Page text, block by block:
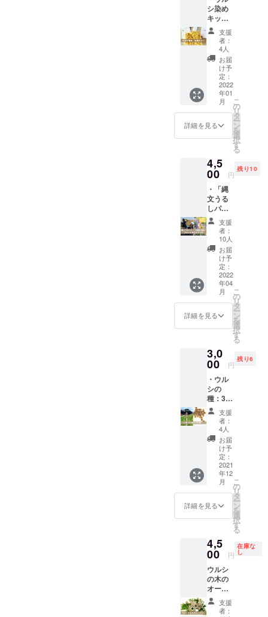
ない方
には、
「漆の
木を植
える
箸」を
お送り
しま
す。オ
プショ
ンより
いずれ
選びく
ださ
援者様
に以下
もお送
りしま
す。 ・
お礼の
メール
・進捗
報告
メール
（2021
年12月
～2022
年4月
月2回程
2022年
2月開催
ンライ
ン交流
会（希
望者の
み）
ヒーメ
ジャー
スプー
ンで
す。持
ち手の
丸み
も、ス
プーン
部分の
刳り
も、
削と手
仕上げ
をかけ
て丁寧
に作っ
ていま
すの
で、大
量生産
はでき
ませ
ん。無
塗装な
ので、
使うこ
とで
コー
油がな
じみオ
りが出
てくる
のを楽
しみな
がら、
育てる
ように
使って
いただ
けたら
嬉しい
です。
ひとつ
ずつ杢
目（も
の出方
も違う
一期一
会もお
楽しみ
くださ
い。 全
ての支
援者様
に以下
もお送
高さ2.6
センチ
容
量：
コー
ヒー粉
すりき
り1杯
約10ｇ
スプー
ンの外
側と持
ち手部
届けし
ます。
ご自分
の好き
な形に
削り出
して完
成させ
てくだ
さい。
削るの
に高度
な技術
を要す
るス
の内側
刳りの
上げて
ありま
す。 ウ
ルシの
木は柔
らか
く、加
工しや
すいの
で、お
手持ち
の彫刻
刀や木
工ナイ
フで削
ができ
ます。
ころも
ありま
すので
木工ナ
イフの
ほうが
削りや
すいで
のため
多少の
個体差
があり
す。）
製
作 ：
北野 留
美（縄
文うる
しパー
クのメ
暮らし
の道具
やら食
べもの
やら芸
能やら
の研究
と図
解 オ
バケダ
イガ
ク
http://o
bakedai
gaku.ne
t/ ） 天
竺木綿
綿木地
に、1枚
ひまを
かけて
細やか
な絞り
模様を
施し
て、手
で染め
ていま
す。手
触りと
使い心
いブッ
クカ
め物
は、媒
染（ば
いせ
ん）と
いう工
程で仕
上がり
シ染め
キット
（送料
込み）
内容
物：ウ
ルシの
木の
チップ
（約30
ｇ）、
不織
布、手
ぬぐい
白生地2
ミョウ
バン
粉、温
度計、
説明
リーフ
レット
自分で
手ぬぐ
いをウ
ルシ染
めをし
てみた
い方用
の初心
者向け
キット
ボウル
があれ
ば自宅
のキッ
チンで
もでき
ます。
黄色く
染める
ための
ミョウ
バン粉
をセッ
トして
ありま
すが、
リーフ
色に染
まる鉄
方法も
記載し
てあり
ますの
で、ご
支援
者：
4人
お届
け予
定：
2022
年01
月
詳細を見る
こ
の
リ
タ
ー
ン
を
選
択
す
る
4,5
00 円
残り10
・「縄
文うる
しパー
ク」で
植栽活
動＆ウ
ルシの
芽の天
ぷらを
食べる
会 ご
招待！
内
容：
埼玉県
蓮田市
ルシの
木の植
栽地
「縄文
うるし
パー
ク」で
植栽活
動のあ
と、春
のお楽
しみ
「ウル
シの芽
の天ぷ
ら」を
アウト
う！ウ
ルシ以
外に
も、
「縄文
うるし
パー
ク」に
支援
者：
10人
お届
け予
定：
2022
年04
月
詳細を見る
こ
の
リ
タ
ー
ン
を
選
択
す
る
3,0
00 円
残り6
・ウル
シの
種：30
粒程
度 今
年実っ
た奥久
慈のウ
ルシの
種をお
送りし
ます。
発芽さ
せるの
が難し
いとい
ウルシ
です
が、プ
ロジェ
クトメ
ンバー
の経験
値から
支援
者：
4人
お届
け予
定：
2021
年12
月
詳細を見る
こ
の
リ
タ
ー
ン
を
選
択
す
る
4,5
00 円
在庫な
し
ウルシ
の木の
オーナ
メン
ト ４
支援
者：